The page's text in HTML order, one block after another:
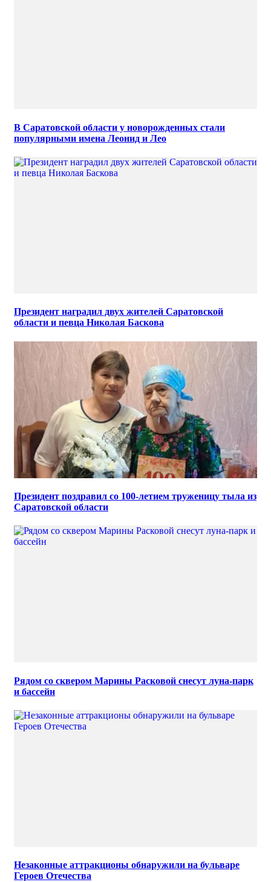
В Саратовской области у новорожденных стали
популярными имена Леонид и Лео
Президент наградил двух жителей Саратовской
области и певца Николая Баскова
Президент поздравил со 100-летием труженицу тыла из
Саратовской области
Рядом со сквером Марины Расковой снесут луна-парк
и бассейн
Незаконные аттракционы обнаружили на бульваре
Героев Отечества